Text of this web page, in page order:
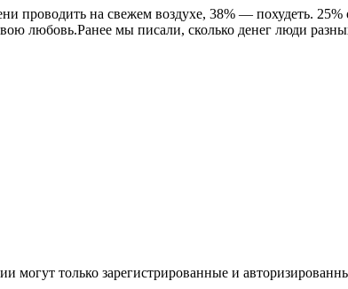
проводить на свежем воздухе, 38% — похудеть.
любовь.Ранее мы писали, сколько денег люди
могут только зарегистрированные и